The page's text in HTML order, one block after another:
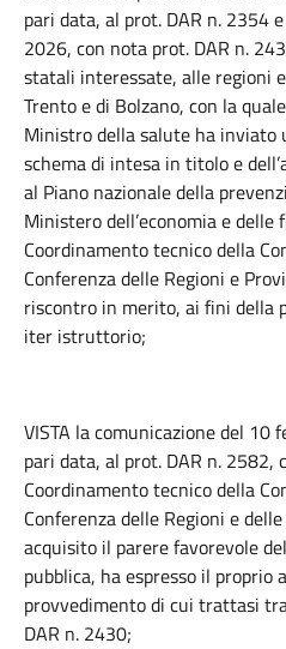
pari data, al prot. DAR n. 2354
2026, con nota prot. DAR n.
statali interessate, alle regioni
Trento e di Bolzano, con la
Ministro della salute ha inviato
schema di intesa in titolo e
al Piano nazionale della
Ministero dell’economia e delle
Coordinamento tecnico della
Conferenza delle Regioni e
riscontro in merito, ai fini della
iter istruttorio;
VISTA la comunicazione del 10
pari data, al prot. DAR n. 2582,
Coordinamento tecnico della
Conferenza delle Regioni e
acquisito il parere favorevole
pubblica, ha espresso il proprio
provvedimento di cui trattasi
DAR n. 2430;